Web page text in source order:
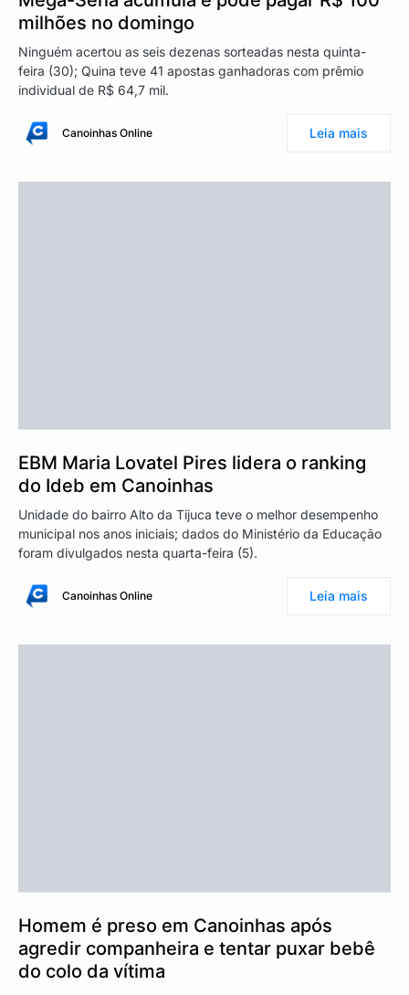
milhões no domingo
Ninguém acertou as seis dezenas sorteadas nesta quinta-
feira (30); Quina teve 41 apostas ganhadoras com prêmio
individual de R$ 64,7 mil.
Canoinhas Online Leia mais
EBM Maria Lovatel Pires lidera o ranking
do Ideb em Canoinhas
Unidade do bairro Alto da Tijuca teve o melhor desempenho
municipal nos anos iniciais; dados do Ministério da Educação
foram divulgados nesta quarta-feira (5).
Canoinhas Online Leia mais
Homem é preso em Canoinhas após
agredir companheira e tentar puxar bebê
do colo da vítima